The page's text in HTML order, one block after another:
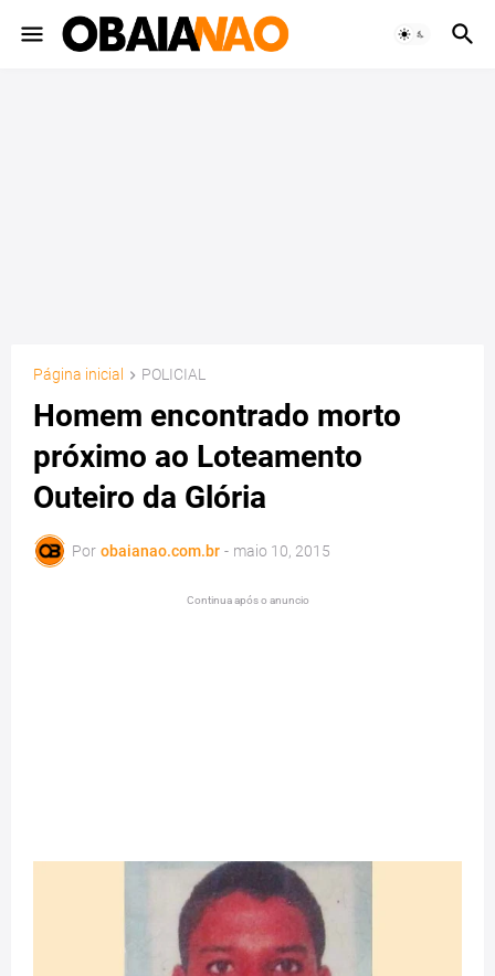
Página inicial POLICIAL
Homem encontrado morto
próximo ao Loteamento
Outeiro da Glória
Por obaianao.com.br - maio 10, 2015
Continua após o anuncio